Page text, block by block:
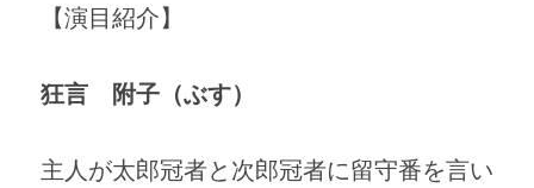
【演目紹介】
狂言　附子（ぶす）
主人が太郎冠者と次郎冠者に留守番を言い